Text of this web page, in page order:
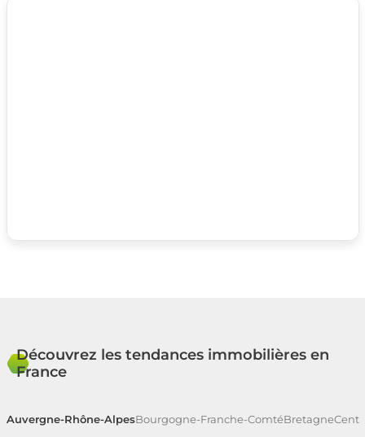
Découvrez les tendances immobilières en
France
Auvergne-Rhône-AlpesBourgogne-Franche-ComtéBretagne